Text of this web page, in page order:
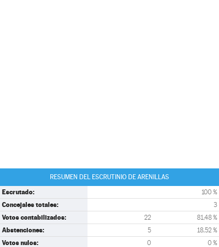
RESUMEN DEL ESCRUTINIO DE ARENILLAS
Escrutado: 100 %
Concejales totales: 3
Votos contabilizados: 22 81,48 %
Abstenciones: 5 18,52 %
Votos nulos: 0 0 %